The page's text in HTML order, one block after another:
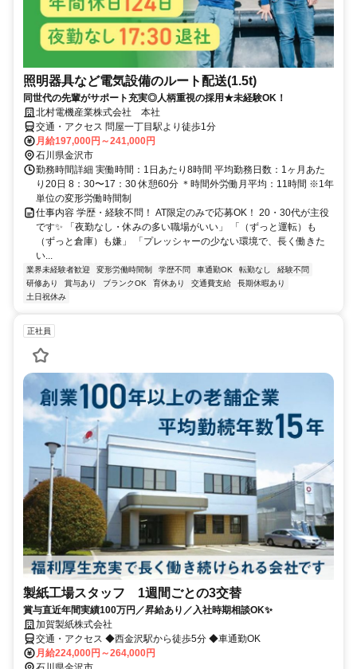
照明器具など電気設備のルート配送(1.5t)
同世代の先輩がサポート充実◎人柄重視の採用★未経験OK！
北村電機産業株式会社 本社
交通・アクセス 問屋一丁目駅より徒歩1分
月給197,000円～241,000円
石川県金沢市
勤務時間詳細 実働時間：1日あたり8時間 平均勤務日数：1ヶ月あた
り20日 8：30〜17：30 休憩60分 ＊時間外労働月平均：11時間 ※1年
単位の変形労働時間制
仕事内容 学歴・経験不問！ AT限定のみで応募OK！ 20・30代が主役
です✨ 「夜勤なし・休みの多い職場がいい」 「（ずっと運転）も
（ずっと倉庫）も嫌」 「プレッシャーの少ない環境で、長く働きた
い...
業界未経験者歓迎 変形労働時間制 学歴不問 車通勤OK 転勤なし
経験不問
研修あり
賞与あり ブランクOK 育休あり 交通費支給
長期休暇あり
土日祝休み
正社員
製紙工場スタッフ 1週間ごとの3交替
賞与直近年間実績100万円／昇給あり／入社時期相談OK✨
加賀製紙株式会社
交通・アクセス ◆西金沢駅から徒歩5分 ◆車通勤OK
月給224,000円～264,000円